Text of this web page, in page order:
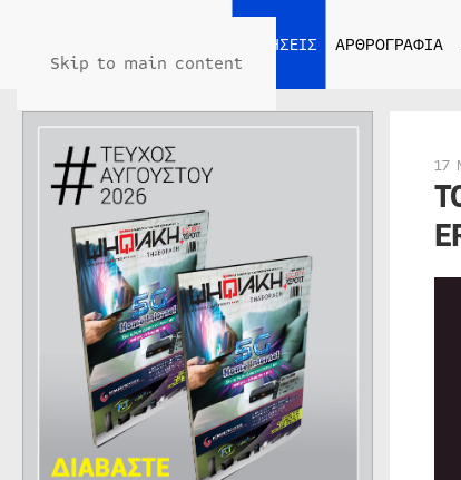
Skip to main content
ΕΙΔΗΣΕΙΣ ΑΡΘΡΟΓΡΑΦΙΑ
17